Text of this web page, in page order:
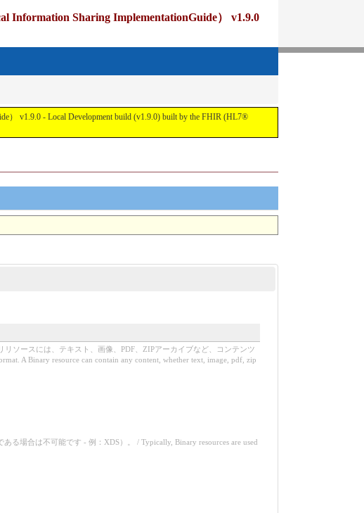
Sharing ImplementationGuide） v1.9.0
v1.9.0 - Local Development build (v1.9.0) built by the FHIR (HL7®
ソースには、テキスト、画像、PDF、ZIPアーカイブなど、コンテンツ
A Binary resource can contain any content, whether text, image, pdf, zip
場合は不可能です - 例：XDS）。 / Typically, Binary resources are used